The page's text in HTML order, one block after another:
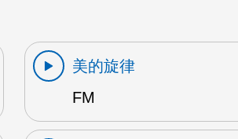
美的旋律
FM